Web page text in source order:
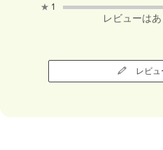
★ 1
レビューはあ
レビュ